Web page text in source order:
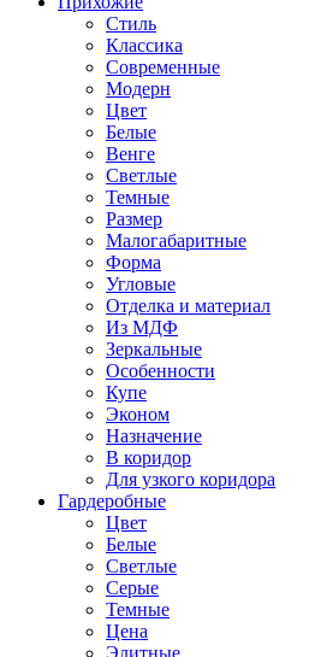
Стиль
Классика
Современные
Модерн
Цвет
Белые
Венге
Светлые
Темные
Размер
Малогабаритные
Форма
Угловые
Отделка и материал
Из МДФ
Зеркальные
Особенности
Купе
Эконом
Назначение
В коридор
Для узкого коридора
Гардеробные
Цвет
Белые
Светлые
Серые
Темные
Цена
Элитные